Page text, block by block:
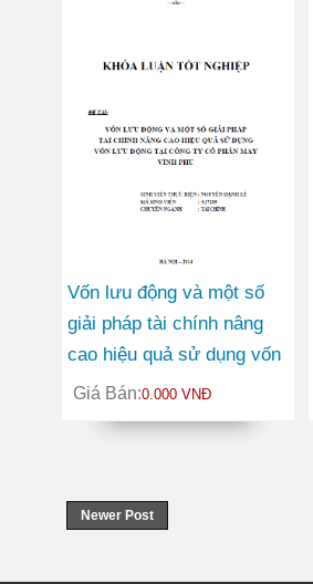
Vốn lưu động và một số
giải pháp tài chính nâng
cao hiệu quả sử dụng vốn
lưu động tại Công ty Cổ
phần May Vĩnh Phú
Giá Bán:0.000 VNĐ
Newer Post